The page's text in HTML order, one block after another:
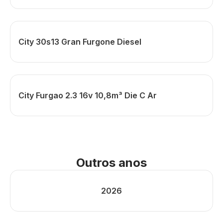
City 30s13 Gran Furgone Diesel
City Furgao 2.3 16v 10,8m³ Die C Ar
Outros anos
2026